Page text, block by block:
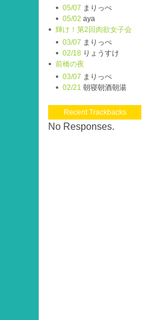
05/07 まりっぺ
05/02 aya
輝け！第2回肉欲女子会
03/07 まりっぺ
02/18 りょうすけ
前橋の夜
03/07 まりっぺ
02/21 朝寝朝酒朝湯
Recent Trackbacks
No Responses.